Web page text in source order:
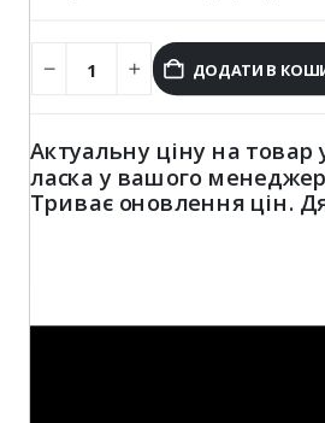
ДОДАТИ В
Актуальну ціну на
ласка у вашого
Триває оновлення цін.